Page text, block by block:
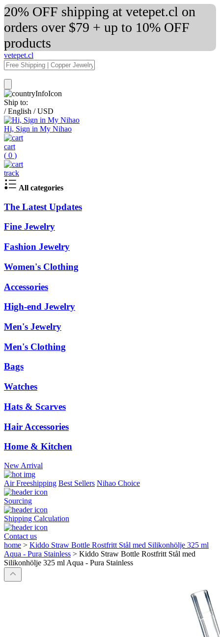
20% OFF shipping at vetepet.cl on
orders over $79 + up to 10% OFF
products
vetepet.cl
Ship to:
/ English / USD
Hi, Sign in My Nihao
cart
( 0 )
track
All categories
The Latest Updates
Fine Jewelry
Fashion Jewelry
Women's Clothing
Accessories
High-end Jewelry
Men's Jewelry
Men's Clothing
Bags
Watches
Hats & Scarves
Hair Accessories
Home & Kitchen
New Arrival
Air Freeshipping Best Sellers Nihao Choice
Sourcing
Shipping Calculation
Contact us
home > Kiddo Straw Bottle Rostfritt Stål med Silikonhölje 325 ml
Aqua - Pura Stainless > Kiddo Straw Bottle Rostfritt Stål med
Silikonhölje 325 ml Aqua - Pura Stainless